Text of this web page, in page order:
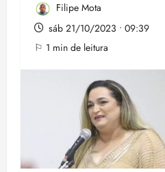
Filipe Mota
sáb 21/10/2023 • 09:39
⚐ 1 min de leitura